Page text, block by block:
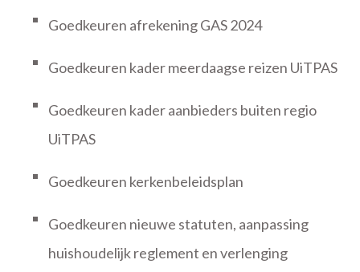
Goedkeuren afrekening GAS 2024
Goedkeuren kader meerdaagse reizen UiTPAS
Goedkeuren kader aanbieders buiten regio
UiTPAS
Goedkeuren kerkenbeleidsplan
Goedkeuren nieuwe statuten, aanpassing
huishoudelijk reglement en verlenging